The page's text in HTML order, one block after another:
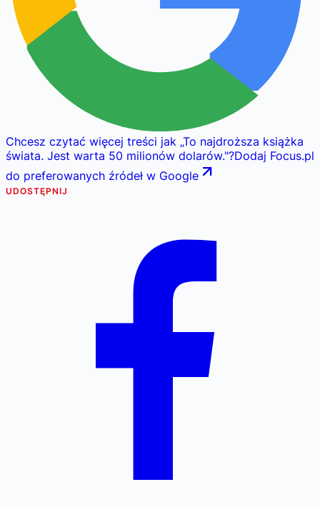
Chcesz czytać więcej treści jak „To najdroższa książka
świata. Jest warta 50 milionów dolarów."?Dodaj Focus.pl
do preferowanych źródeł w Google
UDOSTĘPNIJ